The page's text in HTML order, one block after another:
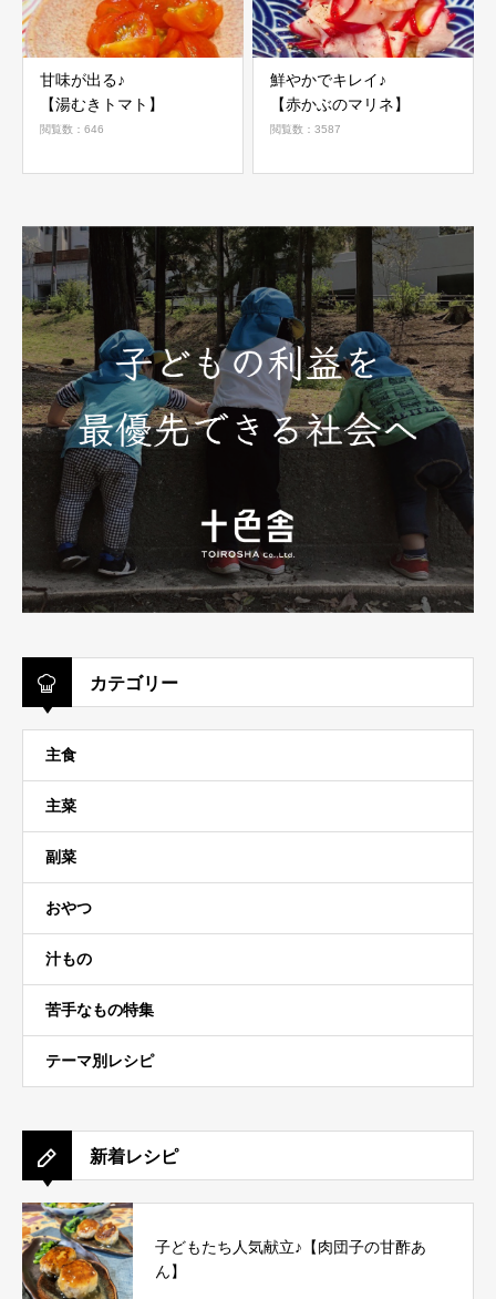
甘味が出る♪
【湯むきトマト】
閲覧数：646
鮮やかでキレイ♪
【赤かぶのマリネ】
閲覧数：3587
カテゴリー
主食
主菜
副菜
おやつ
汁もの
苦手なもの特集
テーマ別レシピ
新着レシピ
子どもたち人気献立♪【肉団子の甘酢あ
ん】